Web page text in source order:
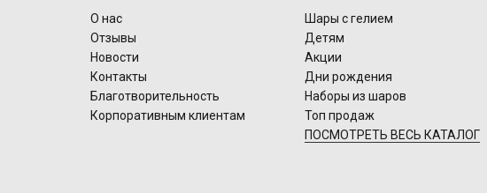
О нас
Отзывы
Новости
Контакты
Благотворительность
Корпоративным клиентам
Шары с гелием
Детям
Акции
Дни рождения
Наборы из шаров
Топ продаж
ПОСМОТРЕТЬ ВЕСЬ КАТАЛОГ